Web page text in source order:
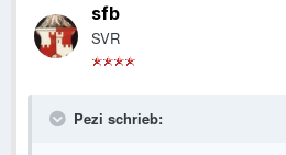
sfb
SVR
Pezi schrieb: